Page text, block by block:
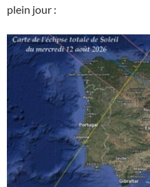
plein jour :